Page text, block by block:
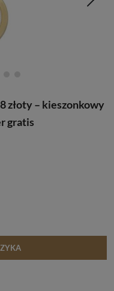
złoty – kieszonkowy
gratis